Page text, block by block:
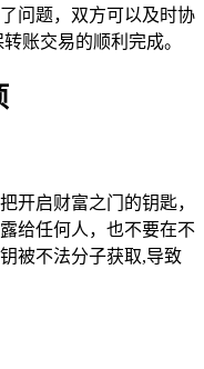
问题，双方可以及时协
账交易的顺利完成。
开启财富之门的钥匙，
给任何人，也不要在不
被不法分子获取,导致